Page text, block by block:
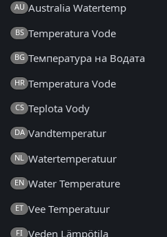
AU Australia Watertemp
BS Temperatura Vode
BG Температура на Водата
HR Temperatura Vode
CS Teplota Vody
DA Vandtemperatur
NL Watertemperatuur
EN Water Temperature
ET Vee Temperatuur
FI Veden Lämpötila